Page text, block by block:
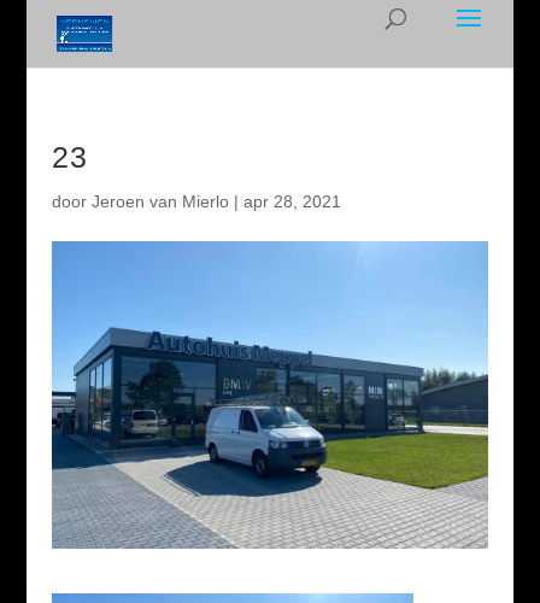
23
door Jeroen van Mierlo| apr 28, 2021